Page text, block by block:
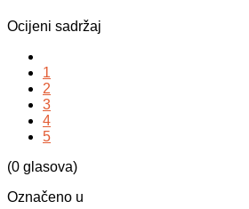
Ocijeni sadržaj
1
2
3
4
5
(0 glasova)
Označeno u